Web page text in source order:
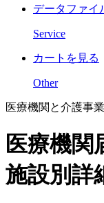
データファイ
Service
カートを見る
Other
医療機関と介護事
医療機関
施設別詳